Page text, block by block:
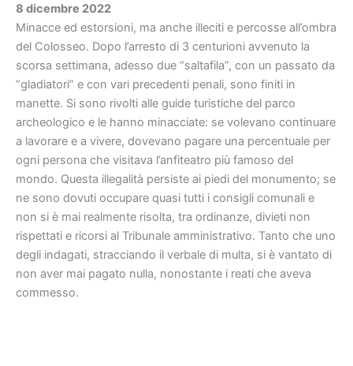
8 dicembre 2022
Minacce ed estorsioni, ma anche illeciti e percosse all’ombra
del Colosseo. Dopo l’arresto di 3 centurioni avvenuto la
scorsa settimana, adesso due “saltafila”, con un passato da
“gladiatori” e con vari precedenti penali, sono finiti in
manette. Si sono rivolti alle guide turistiche del parco
archeologico e le hanno minacciate: se volevano continuare
a lavorare e a vivere, dovevano pagare una percentuale per
ogni persona che visitava l’anfiteatro più famoso del
mondo. Questa illegalità persiste ai piedi del monumento; se
ne sono dovuti occupare quasi tutti i consigli comunali e
non si è mai realmente risolta, tra ordinanze, divieti non
rispettati e ricorsi al Tribunale amministrativo. Tanto che uno
degli indagati, stracciando il verbale di multa, si è vantato di
non aver mai pagato nulla, nonostante i reati che aveva
commesso.